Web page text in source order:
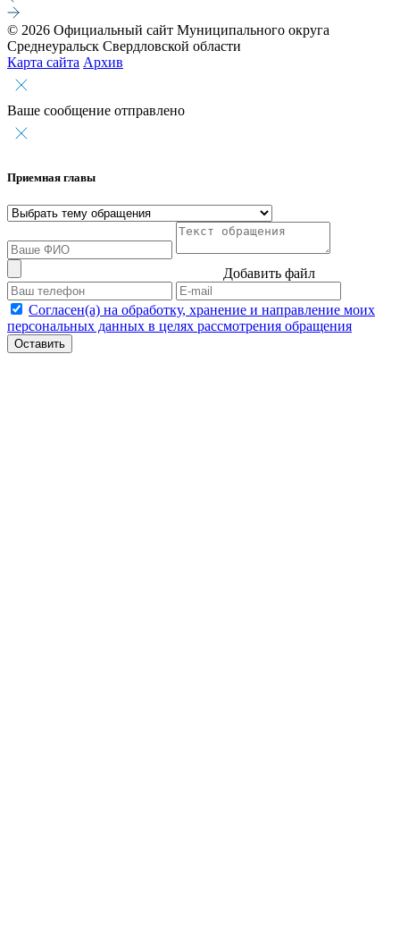
© 2026 Официальный сайт Муниципального округа
Среднеуральск Свердловской области
Карта сайта Архив
Ваше сообщение отправлено
Приемная главы
Добавить файл
Согласен(а) на обработку, хранение и направление моих
персональных данных в целях рассмотрения обращения
Оставить